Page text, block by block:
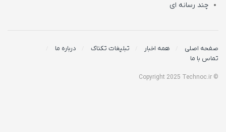
چند رسانه ای
صفحه اصلی همه اخبار تبلیغات تکناک
درباره ما
تماس با ما
© Copyright 2025 Technoc.ir